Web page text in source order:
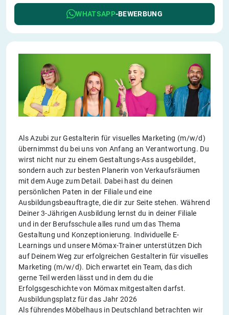
WHATSAPP-BEWERBUNG
Als Azubi zur Gestalterin für visuelles Marketing (m/w/d)
übernimmst du bei uns von Anfang an Verantwortung. Du
wirst nicht nur zu einem Gestaltungs-Ass ausgebildet,
sondern auch zur besten Planerin von Verkaufsräumen
mit dem Auge zum Detail. Dabei hast du deinen
persönlichen Paten in der Filiale und eine
Ausbildungsbeauftragte, die dir zur Seite stehen. Während
Deiner 3-Jährigen Ausbildung lernst du in deiner Filiale
und in der Berufsschule alles rund um das Thema
Gestaltung und Konzeptionierung. Individuelle E-
Learnings und unsere Mömax-Trainer unterstützen Dich
auf Deinem Weg zur erfolgreichen Gestalterin für visuelles
Marketing (m/w/d). Dich erwartet ein Team, das dich
gerne Teil werden lässt und in dem du die
Erfolgsgeschichte von Mömax mitgestalten darfst.
Ausbildungsplatz für das Jahr 2026
Als führendes Möbelhaus in Deutschland betrachten wir